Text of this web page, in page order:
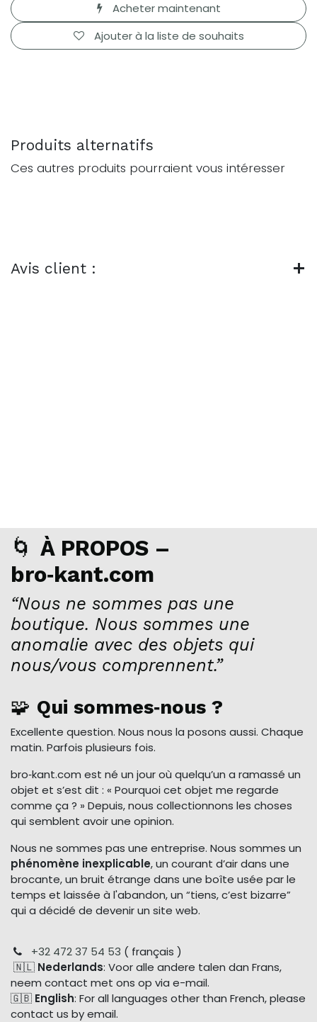
Acheter maintenant
Ajouter à la liste de souhaits
Produits alternatifs
Ces autres produits pourraient vous intéresser
Avis client :
🌀 À PROPOS –
bro‑kant.com
“Nous ne sommes pas une
boutique. Nous sommes une
anomalie avec des objets qui
nous/vous comprennent.”
🧩 Qui sommes‑nous ?
Excellente question. Nous nous la posons aussi. Chaque
matin. Parfois plusieurs fois.
bro‑kant.com est né un jour où quelqu’un a ramassé un
objet et s’est dit : « Pourquoi cet objet me regarde
comme ça ? » Depuis, nous collectionnons les choses
qui semblent avoir une opinion.
Nous ne sommes pas une entreprise. Nous sommes un
phénomène inexplicable, un courant d’air dans une
brocante, un bruit étrange dans une boîte usée par le
temps et laissée à l'abandon, un “tiens, c’est bizarre”
qui a décidé de devenir un site web.
+32 472 37 54 53 ( français )
🇳🇱 Nederlands: Voor alle andere talen dan Frans,
neem contact met ons op via e-mail.
🇬🇧 English: For all languages other than French, please
contact us by email.